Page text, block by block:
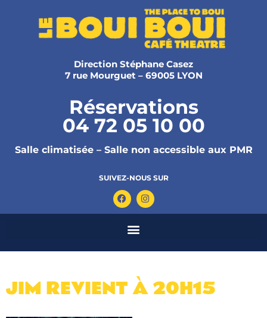
Direction Stéphane Casez
7 rue Mourguet – 69005 LYON
Réservations
04 72 05 10 00
Salle climatisée – Salle non accessible aux PMR
SUIVEZ-NOUS SUR
JIM REVIENT À 20H15